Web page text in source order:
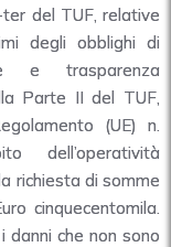
del TUF, relative
degli obblighi di
e trasparenza
Parte II del TUF,
(UE) n.
dell’operatività
richiesta di somme
cinquecentomila.
danni che non sono